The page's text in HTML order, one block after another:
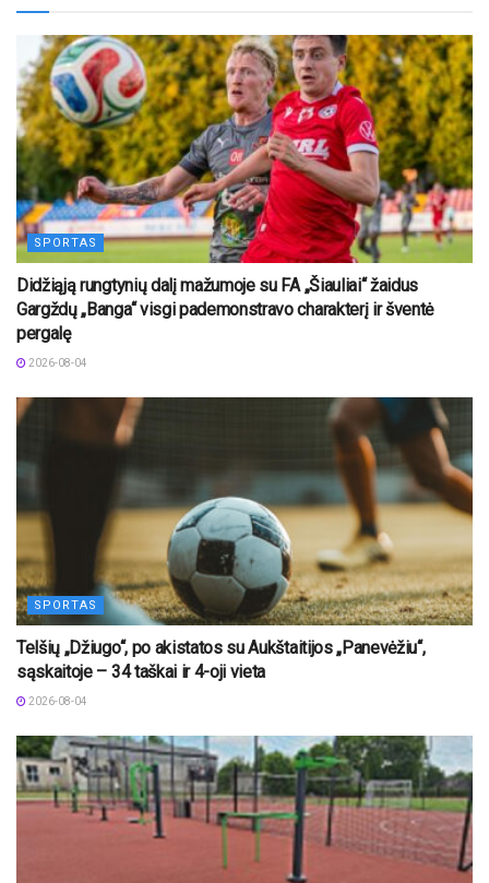
SPORTAS
Didžiąją rungtynių dalį mažumoje su FA „Šiauliai“ žaidus
Gargždų „Banga“ visgi pademonstravo charakterį ir šventė
pergalę
2026-08-04
SPORTAS
Telšių „Džiugo“, po akistatos su Aukštaitijos „Panevėžiu“,
sąskaitoje – 34 taškai ir 4-oji vieta
2026-08-04